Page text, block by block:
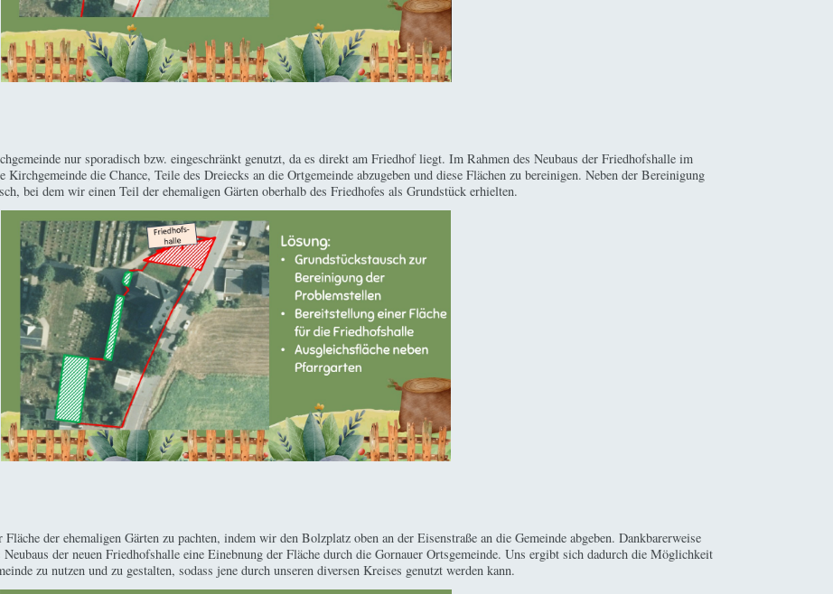
nur sporadisch bzw. eingeschränkt genutzt, da es direkt am Friedhof liegt. Im Rahmen des Neubaus der Friedhofshalle im
die Chance, Teile des Dreiecks an die Ortgemeinde abzugeben und diese Flächen zu bereinigen. Neben der Bereinigung
bei dem wir einen Teil der ehemaligen Gärten oberhalb des Friedhofes als Grundstück erhielten.
der ehemaligen Gärten zu pachten, indem wir den Bolzplatz oben an der Eisenstraße an die Gemeinde abgeben. Dankbarerweise
der neuen Friedhofshalle eine Einebnung der Fläche durch die Gornauer Ortsgemeinde. Uns ergibt sich dadurch die Möglichkeit
zu nutzen und zu gestalten, sodass jene durch unseren diversen Kreises genutzt werden kann.